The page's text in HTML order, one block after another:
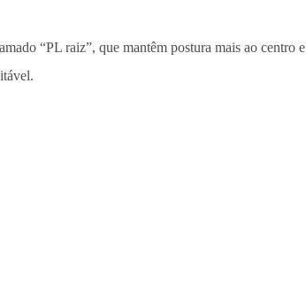
“PL raiz”, que mantêm postura mais ao